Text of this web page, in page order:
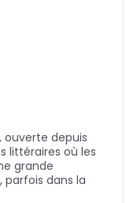
ouverte depuis
littéraires où les
grande
dans la